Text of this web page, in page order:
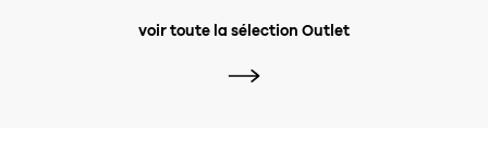
voir toute la sélection Outlet